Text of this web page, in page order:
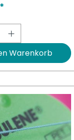
Anzahl:
Warenkorb